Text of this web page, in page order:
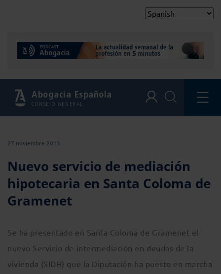
Abogacía Española
CONSEJO GENERAL
27 noviembre 2013
Nuevo servicio de mediación
hipotecaria en Santa Coloma de
Gramenet
Se ha presentado en Santa Coloma de Gramenet el
nuevo Servicio de intermediación en deudas de la
vivienda (SIDH) que la Diputación ha puesto en marcha